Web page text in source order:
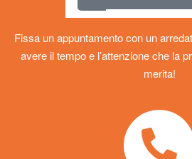
Fissa un appuntamento con un
avere il tempo e l’attenzione che la
merita!